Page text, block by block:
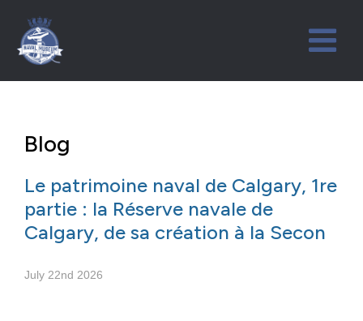
Blog
Le patrimoine naval de Calgary, 1re
partie : la Réserve navale de
Calgary, de sa création à la Secon
July 22nd 2026